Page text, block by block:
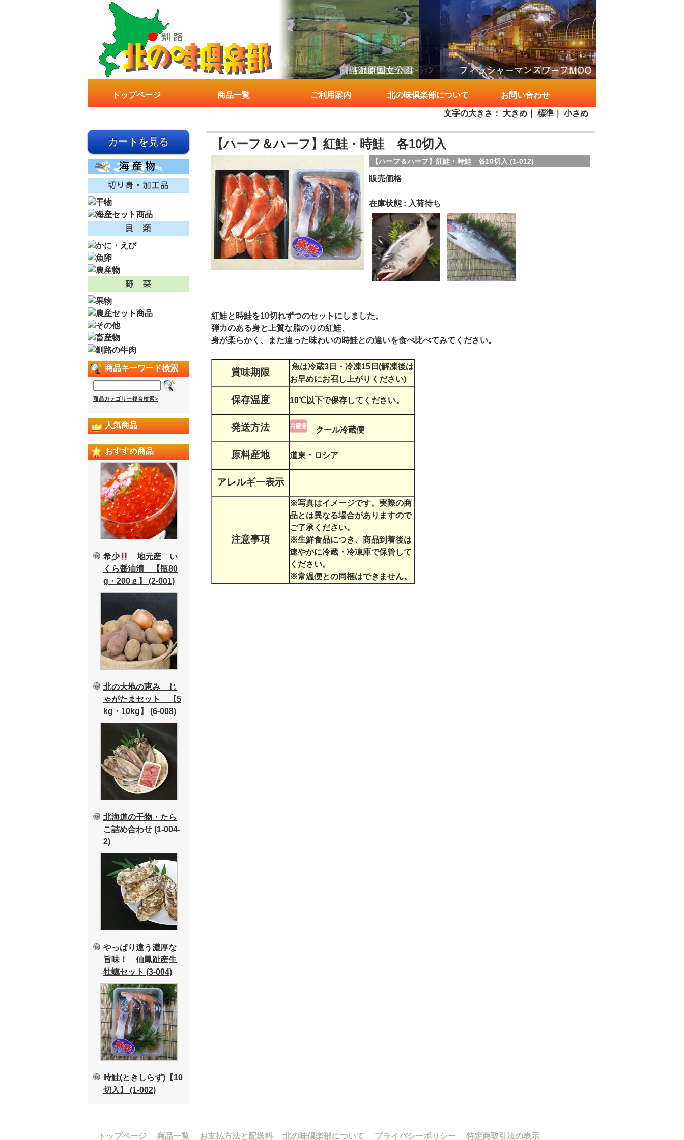
トップページ 商品一覧 ご利用案内 北の味倶楽部について お問い合わせ
文字の大きさ： 大きめ 標準 小さめ
【ハーフ＆ハーフ】紅鮭・時鮭 各10切入
【ハーフ＆ハーフ】紅鮭・時鮭 各10切入 (1-012)
販売価格
在庫状態 : 入荷待ち
紅鮭と時鮭を10切れずつのセットにしました。
弾力のある身と上質な脂のりの紅鮭、
身が柔らかく、また違った味わいの時鮭との違いを食べ比べてみてください。
賞味期限
魚は冷蔵3日・冷凍15日(解凍後は
お早めにお召し上がりください)
保存温度 10℃以下で保存してください。
発送方法 クール冷蔵便
原料産地 道東・ロシア
アレルギー表示
注意事項
※写真はイメージです。実際の商
品とは異なる場合がありますので
ご了承ください。
※生鮮食品につき、商品到着後は
速やかに冷蔵・冷凍庫で保管して
ください。
※常温便との同梱はできません。
商品キーワード検索
商品カテゴリー複合検索>
人気商品
おすすめ商品
希少
地元産 い
くら醤油漬 【瓶80
g・200ｇ】 (2-001)
北の大地の恵み じ
ゃがたまセット 【5
kg・10kg】 (6-008)
北海道の干物・たら
こ詰め合わせ (1-004-
2)
やっぱり違う濃厚な
旨味！ 仙鳳趾産生
牡蠣セット (3-004)
時鮭(ときしらず)【10
切入】 (1-002)
トップページ 商品一覧 お支払方法と配送料 北の味倶楽部について プライバシーポリシー 特定商取引法の表示